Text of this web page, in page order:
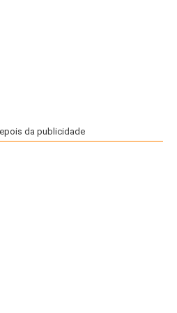
da publicidade